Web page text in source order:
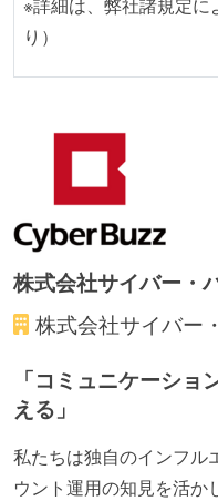
※詳細は、弊社諸規定
り）
株式会社サイバー・
株式会社サイバー
「コミュニケーシ
える」
私たちは独自のインフル
ウント運用の知見を活か